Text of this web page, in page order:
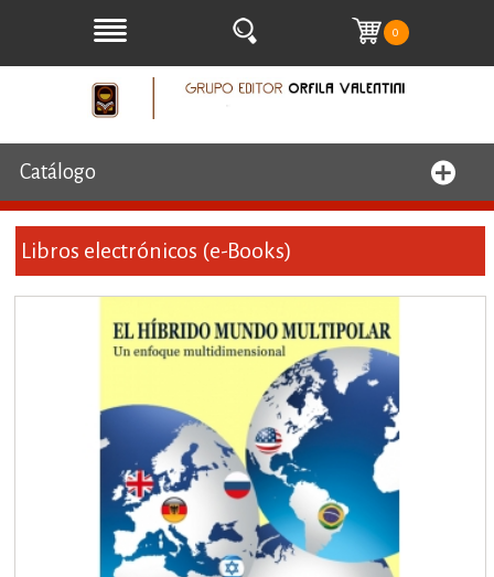
0
Catálogo
Libros electrónicos (e-Books)